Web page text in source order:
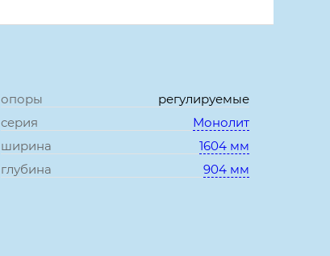
опоры
регулируемые
серия
Монолит
ширина
1604 мм
глубина
904 мм